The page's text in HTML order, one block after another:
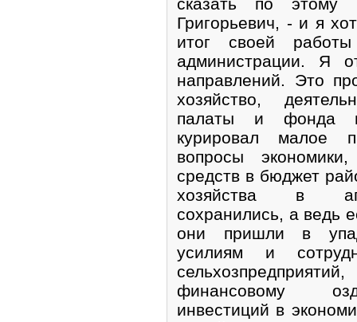
Григорьевич, - и я
итог своей
администрации. Я
направлений. Это
хозяйство,
палаты и фонда
курировал малое
вопросы
средств в бюджет
хозяйства в
сохранились, а ведь
они пришли в
усилиям и
финансовому
инвестиций в